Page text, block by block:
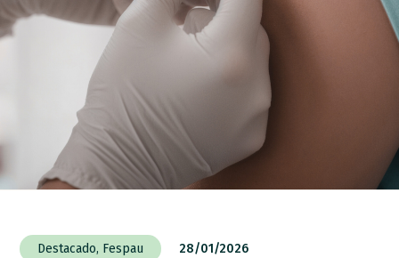
Destacado, Fespau
28/01/2026